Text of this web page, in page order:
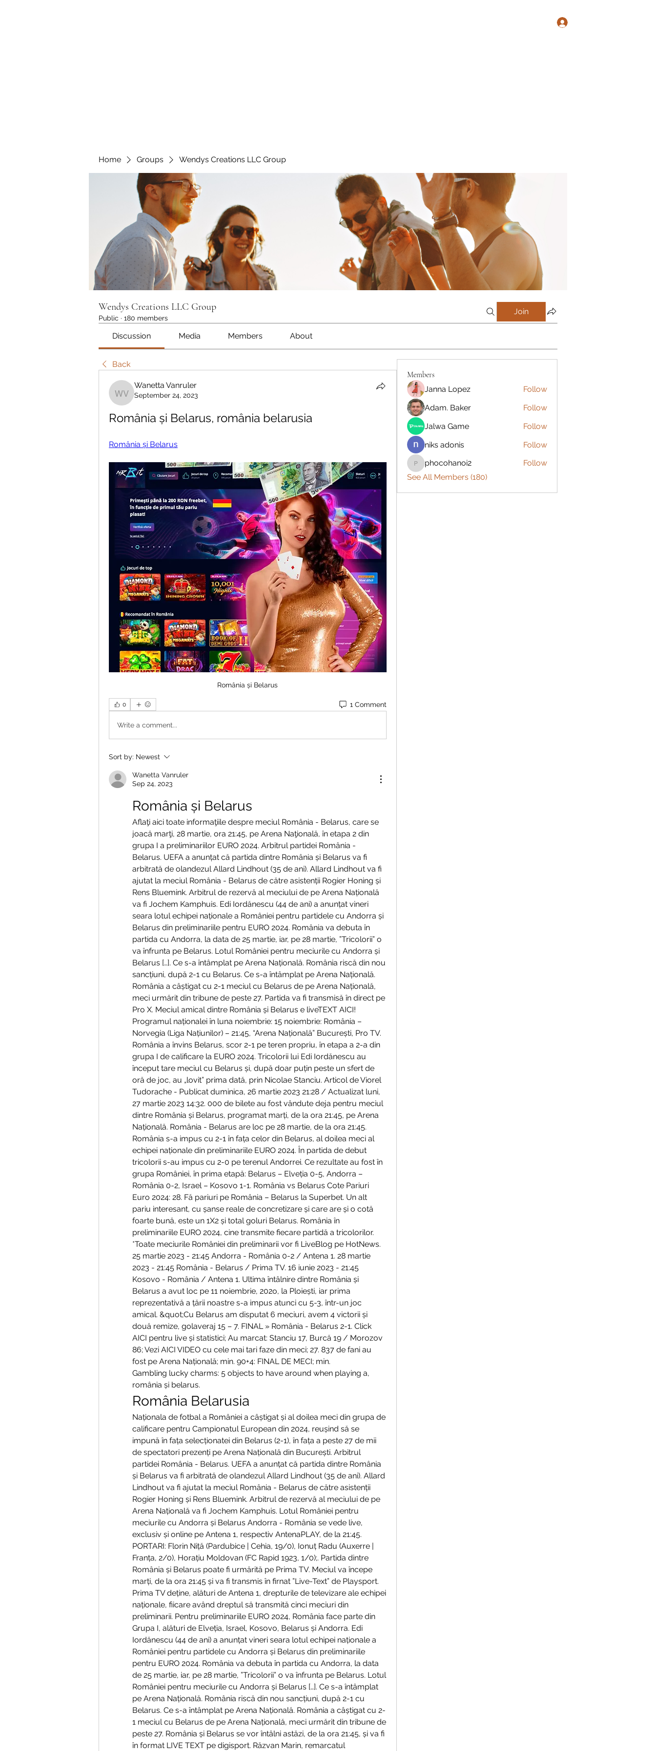
Home Groups Wendys Creations LLC Group
Wendys Creations LLC Group
Public · 180 members
Join
Discussion Media Members About
Back
Wanetta Vanruler
Wanetta Vanruler
September 24, 2023
România și Belarus, românia belarusia
România și Belarus
România și Belarus
0 1 Comment
Write a comment...
Sort by: Newest
Wanetta Vanruler
Sep 24, 2023
România și Belarus
Aflaţi aici toate informaţiile despre meciul România - Belarus, care se
joacă marţi, 28 martie, ora 21:45, pe Arena Naţională, în etapa 2 din
grupa I a preliminariilor EURO 2024. Arbitrul partidei România -
Belarus. UEFA a anunțat că partida dintre România și Belarus va fi
arbitrată de olandezul Allard Lindhout (35 de ani). Allard Lindhout va fi
ajutat la meciul România - Belarus de către asistenții Rogier Honing și
Rens Bluemink. Arbitrul de rezervă al meciului de pe Arena Națională
va fi Jochem Kamphuis. Edi Iordănescu (44 de ani) a anunțat vineri
seara lotul echipei naționale a României pentru partidele cu Andorra și
Belarus din preliminariile pentru EURO 2024. România va debuta în
partida cu Andorra, la data de 25 martie, iar, pe 28 martie, ”Tricolorii” o
va înfrunta pe Belarus. Lotul României pentru meciurile cu Andorra și
Belarus […]. Ce s-a întâmplat pe Arena Națională. România riscă din nou
sancțiuni, după 2-1 cu Belarus. Ce s-a întâmplat pe Arena Națională.
România a câștigat cu 2-1 meciul cu Belarus de pe Arena Națională,
meci urmărit din tribune de peste 27. Partida va fi transmisă în direct pe
Pro X. Meciul amical dintre România și Belarus e liveTEXT AICI!
Programul naționalei în luna noiembrie: 15 noiembrie: România –
Norvegia (Liga Națiunilor) – 21:45, “Arena Națională” București, Pro TV.
România a învins Belarus, scor 2-1 pe teren propriu, în etapa a 2-a din
grupa I de calificare la EURO 2024. Tricolorii lui Edi Iordănescu au
început tare meciul cu Belarus și, după doar puțin peste un sfert de
oră de joc, au „lovit” prima dată, prin Nicolae Stanciu. Articol de Viorel
Tudorache - Publicat duminica, 26 martie 2023 21:28 / Actualizat luni,
27 martie 2023 14:32. 000 de bilete au fost vândute deja pentru meciul
dintre România și Belarus, programat marți, de la ora 21:45, pe Arena
Națională. România - Belarus are loc pe 28 martie, de la ora 21:45.
România s-a impus cu 2-1 în fața celor din Belarus, al doilea meci al
echipei naționale din preliminariile EURO 2024. În partida de debut
tricolorii s-au impus cu 2-0 pe terenul Andorrei. Ce rezultate au fost în
grupa României, în prima etapă: Belarus – Elveția 0-5, Andorra –
România 0-2, Israel – Kosovo 1-1. România vs Belarus Cote Pariuri
Euro 2024: 28. Fă pariuri pe România – Belarus la Superbet. Un alt
pariu interesant, cu șanse reale de concretizare și care are și o cotă
foarte bună, este un 1X2 și total goluri Belarus. România în
preliminariile EURO 2024, cine transmite fiecare partidă a tricolorilor.
*Toate meciurile României din preliminarii vor fi LiveBlog pe HotNews.
25 martie 2023 - 21:45 Andorra - România 0-2 / Antena 1. 28 martie
2023 - 21:45 România - Belarus / Prima TV. 16 iunie 2023 - 21:45
Kosovo - România / Antena 1. Ultima întâlnire dintre România și
Belarus a avut loc pe 11 noiembrie, 202o, la Ploiești, iar prima
reprezentativă a țării noastre s-a impus atunci cu 5-3, într-un joc
amical. &quot;Cu Belarus am disputat 6 meciuri, avem 4 victorii și
două remize, golaveraj 15 – 7. FINAL » România - Belarus 2-1. Click
AICI pentru live și statistici; Au marcat: Stanciu 17, Burcă 19 / Morozov
86; Vezi AICI VIDEO cu cele mai tari faze din meci; 27. 837 de fani au
fost pe Arena Națională; min. 90+4: FINAL DE MECI; min.
Gambling lucky charms: 5 objects to have around when playing a,
românia și belarus.
România Belarusia
Naționala de fotbal a României a câștigat și al doilea meci din grupa de
calificare pentru Campionatul European din 2024, reușind să se
impună în fața selecționatei din Belarus (2-1), în fața a peste 27 de mii
de spectatori prezenți pe Arena Națională din București. Arbitrul
partidei România - Belarus. UEFA a anunțat că partida dintre România
și Belarus va fi arbitrată de olandezul Allard Lindhout (35 de ani). Allard
Lindhout va fi ajutat la meciul România - Belarus de către asistenții
Rogier Honing și Rens Bluemink. Arbitrul de rezervă al meciului de pe
Arena Națională va fi Jochem Kamphuis. Lotul României pentru
meciurile cu Andorra și Belarus Andorra - România se vede live,
exclusiv și online pe Antena 1, respectiv AntenaPLAY, de la 21:45.
PORTARI: Florin Niță (Pardubice | Cehia, 19/0), Ionuț Radu (Auxerre |
Franța, 2/0), Horațiu Moldovan (FC Rapid 1923, 1/0);. Partida dintre
România și Belarus poate fi urmărită pe Prima TV. Meciul va începe
marți, de la ora 21:45 și va fi transmis în firnat ”Live-Text” de Playsport.
Prima TV deține, alături de Antena 1, drepturile de televizare ale echipei
naționale, fiicare având dreptul să transmită cinci meciuri din
preliminarii. Pentru preliminariile EURO 2024, România face parte din
Grupa I, alături de Elveția, Israel, Kosovo, Belarus și Andorra. Edi
Iordănescu (44 de ani) a anunțat vineri seara lotul echipei naționale a
României pentru partidele cu Andorra și Belarus din preliminariile
pentru EURO 2024. România va debuta în partida cu Andorra, la data
de 25 martie, iar, pe 28 martie, ”Tricolorii” o va înfrunta pe Belarus. Lotul
României pentru meciurile cu Andorra și Belarus […]. Ce s-a întâmplat
pe Arena Națională. România riscă din nou sancțiuni, după 2-1 cu
Belarus. Ce s-a întâmplat pe Arena Națională. România a câștigat cu 2-
1 meciul cu Belarus de pe Arena Națională, meci urmărit din tribune de
peste 27. România și Belarus se vor întâlni astăzi, de la ora 21:45, și va fi
în format LIVE TEXT pe digisport. Răzvan Marin, remarcatul
Members
Janna Lopez
Follow
Adam. Baker
Follow
Jalwa Game
Follow
niks adonis
Follow
phocohanoi2
phocohanoi2
Follow
See All Members (180)